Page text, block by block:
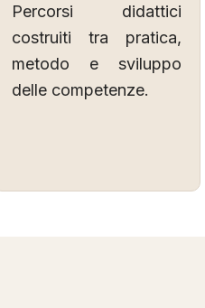
Percorsi didattici
costruiti tra pratica,
metodo e sviluppo
delle competenze.